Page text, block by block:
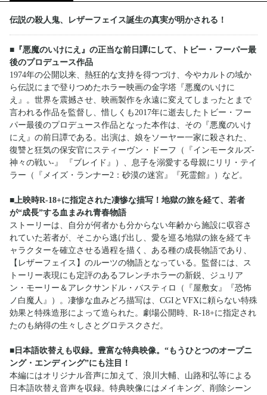
伝説の殺人鬼、レザーフェイス誕生の真実が明かされる！
■『悪魔のいけにえ』の正当な前日譚にして、トビー・フーパー最
後のプロデュース作品
1974年の公開以来、熱狂的な支持を得つづけ、今やカルトの域か
ら伝説にまで登りつめたホラー映画の金字塔『悪魔のいけに
え』。世界を震撼させ、映画製作を永遠に変えてしまったとまで
言われる作品を監督し、惜しくも2017年に逝去したトビー・フー
パー最後のプロデュース作品となった本作は、その『悪魔のいけ
にえ』の前日譚である。出演は、娘をソーヤー一家に殺された、
復讐と狂気の保安官にスティーヴン・ドーフ（『インモータルズ-
神々の戦い-』 『ブレイド』）、息子を溺愛する母親にリリ・テイ
ラー（『メイズ・ランナー2：砂漠の迷宮』『死霊館』）など。
■上映時R-18+に指定された凄惨な描写！地獄の旅を経て、若者
が“成長”する血まみれ青春物語
ストーリーは、自分が何者かも分からない年齢から施設に収容さ
れていた若者が、そこから逃げ出し、愛を巡る地獄の旅を経てキ
ャラクターを確立させる過程を描く、ある種の成長物語であり、
【レザーフェイス】のルーツの物語となっている。監督には、ス
トーリー表現にも定評のあるフレンチホラーの新鋭、ジュリア
ン・モーリー＆アレクサンドル・バスティロ（『屋敷女』『恐怖
ノ白魔人』）。凄惨な血みどろ描写は、CGIとVFXに頼らない特殊
効果と特殊造形によって造られた。劇場公開時、R-18+に指定され
たのも納得の生々しさとグロテスクさだ。
■日本語吹替えも収録。豊富な特典映像。“もうひとつのオープニ
ング・エンディング”にも注目！
本編にはオリジナル音声に加えて、浪川大輔、山路和弘等による
日本語吹替え音声を収録。特典映像にはメイキング、削除シーン